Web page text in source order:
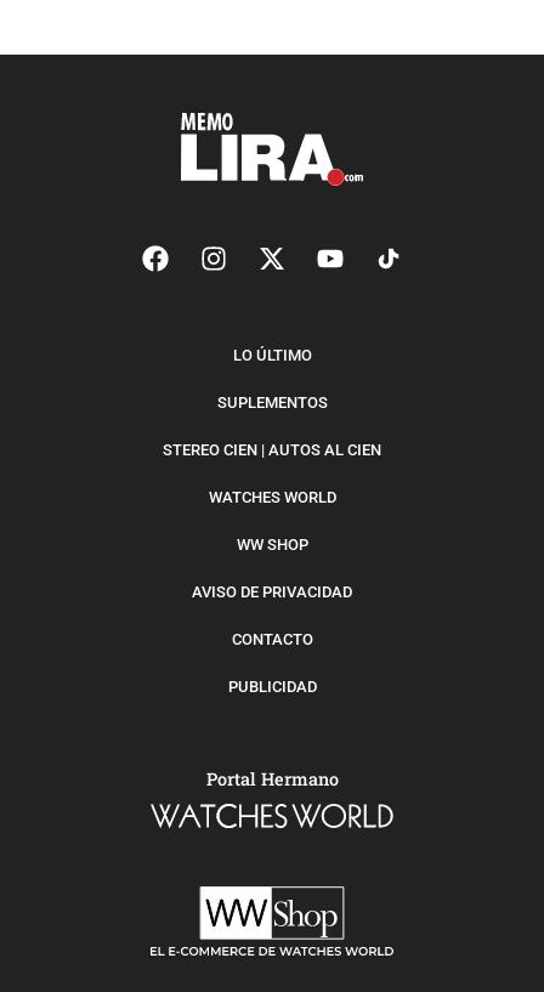
LO ÚLTIMO
SUPLEMENTOS
STEREO CIEN | AUTOS AL CIEN
WATCHES WORLD
WW SHOP
AVISO DE PRIVACIDAD
CONTACTO
PUBLICIDAD
Portal Hermano